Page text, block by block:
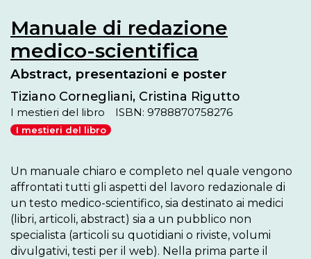
Manuale di redazione
medico-scientifica
Abstract, presentazioni e poster
Tiziano Cornegliani, Cristina Rigutto
I mestieri del libro ISBN: 9788870758276
I mestieri del libro
Un manuale chiaro e completo nel quale vengono
affrontati tutti gli aspetti del lavoro redazionale di
un testo medico-scientifico, sia destinato ai medici
(libri, articoli, abstract) sia a un pubblico non
specialista (articoli su quotidiani o riviste, volumi
divulgativi, testi per il web). Nella prima parte il